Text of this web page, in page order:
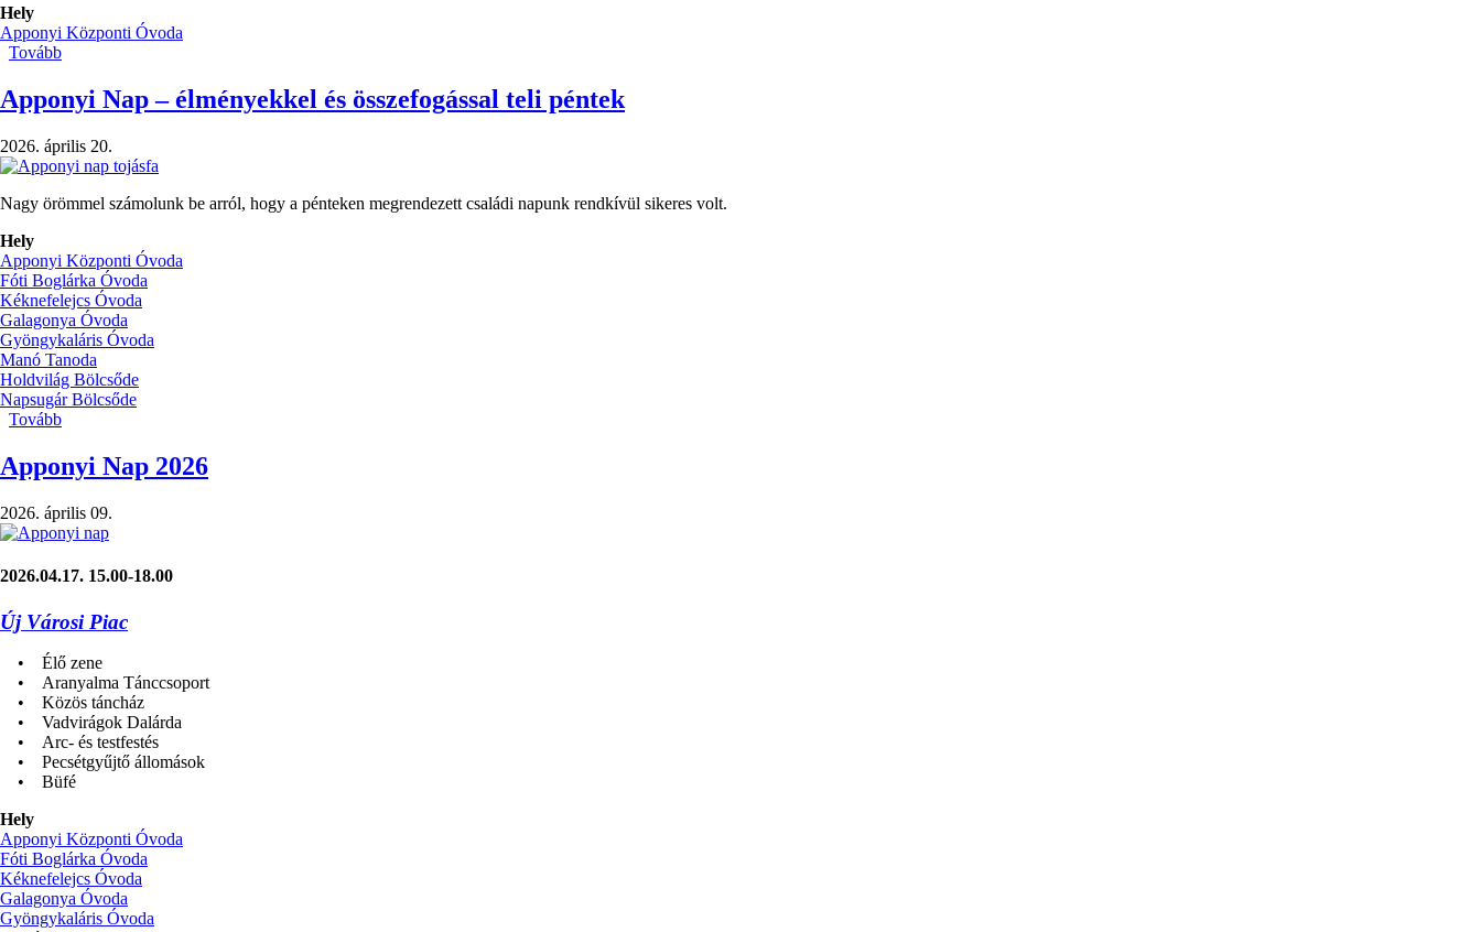
Hely
Apponyi Központi Óvoda
Tovább
2026)
Apponyi Nap – élményekkel és összefogással teli péntek
2026. április 20.
Nagy örömmel számolunk be arról, hogy a pénteken megrendezett családi napunk rendkívül sikeres volt.
Hely
Apponyi Központi Óvoda
Fóti Boglárka Óvoda
Kéknefelejcs Óvoda
Galagonya Óvoda
Gyöngykaláris Óvoda
Manó Tanoda
Holdvilág Bölcsőde
Napsugár Bölcsőde
Tovább
–
élményekkel
összefogással
teli
Apponyi Nap 2026
2026. április 09.
2026.04.17. 15.00-18.00
Új Városi Piac
• Élő zene
• Aranyalma Tánccsoport
• Közös táncház
• Vadvirágok Dalárda
• Arc- és testfestés
• Pecsétgyűjtő állomások
• Büfé
Hely
Apponyi Központi Óvoda
Fóti Boglárka Óvoda
Kéknefelejcs Óvoda
Galagonya Óvoda
Gyöngykaláris Óvoda